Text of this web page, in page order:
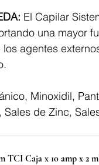
El Capilar
una mayor
agentes
Minoxidil,
de Zinc,
TCI Caja x 10 amp x 2